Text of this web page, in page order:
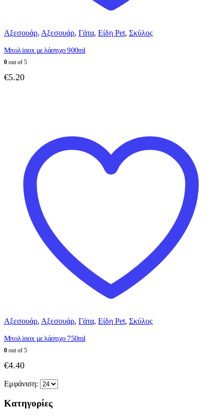
Αξεσουάρ, Αξεσουάρ, Γάτα, Είδη Pet, Σκύλος
Μπολ inox με λάστιχο 900ml
0 out of 5
€5.20
Αξεσουάρ, Αξεσουάρ, Γάτα, Είδη Pet, Σκύλος
Μπoλ inox με λάστιχο 750ml
0 out of 5
€4.40
Εμφάνιση:
Κατηγορίες